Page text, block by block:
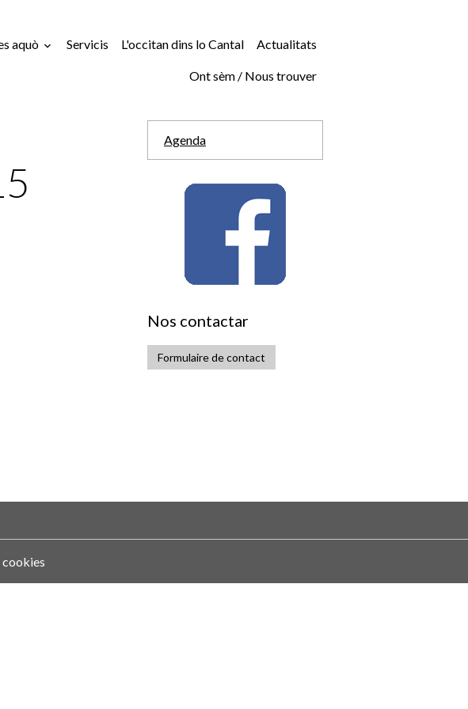
aquò Servicis L'occitan dins lo Cantal Actualitats
Ont sèm / Nous trouver
Agenda
Nos contactar
Formulaire de contact
cookies